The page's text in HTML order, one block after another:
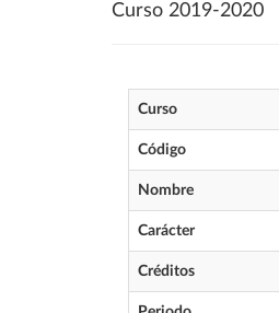
Curso 2019-2020
Curso
Código
Nombre
Carácter
Créditos